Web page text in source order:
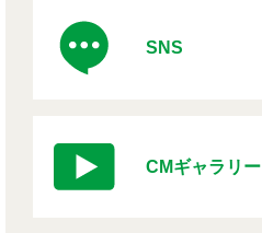
SNS
CMギャラリー